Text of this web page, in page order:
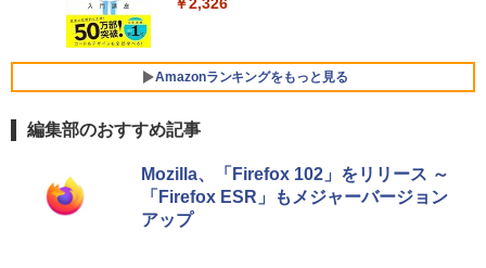
￥129,800
FMV ノートパソコン WE1-K3 (MS 365 P
ersonal/Copilotキー搭載/Win 11/15.6型/
VWK3E15W_AZ
￥119,800
￥2,326
Amazonランキングをもっと見る
Amazon Kindle Paperwhite (16GB) 7イ
ンチディスプレイ、色調調節ライト、12
週間持続バッテリー、広告なし、ブラッ
ク
編集部のおすすめ記事
Mozilla、「Firefox 102」をリリース ～
「Firefox ESR」もメジャーバージョン
アップ